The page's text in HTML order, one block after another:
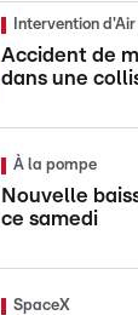
Intervention d'Air
Accident de
dans une
À la pompe
Nouvelle
ce samedi
SpaceX